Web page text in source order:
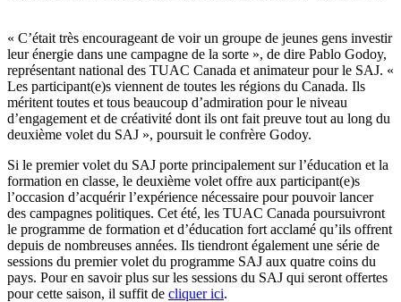
« C’était très encourageant de voir un groupe de jeunes gens investir
leur énergie dans une campagne de la sorte », de dire Pablo Godoy,
représentant national des TUAC Canada et animateur pour le SAJ. «
Les participant(e)s viennent de toutes les régions du Canada. Ils
méritent toutes et tous beaucoup d’admiration pour le niveau
d’engagement et de créativité dont ils ont fait preuve tout au long du
deuxième volet du SAJ », poursuit le confrère Godoy.
Si le premier volet du SAJ porte principalement sur l’éducation et la
formation en classe, le deuxième volet offre aux participant(e)s
l’occasion d’acquérir l’expérience nécessaire pour pouvoir lancer
des campagnes politiques. Cet été, les TUAC Canada poursuivront
le programme de formation et d’éducation fort acclamé qu’ils offrent
depuis de nombreuses années. Ils tiendront également une série de
sessions du premier volet du programme SAJ aux quatre coins du
pays. Pour en savoir plus sur les sessions du SAJ qui seront offertes
pour cette saison, il suffit de cliquer ici.